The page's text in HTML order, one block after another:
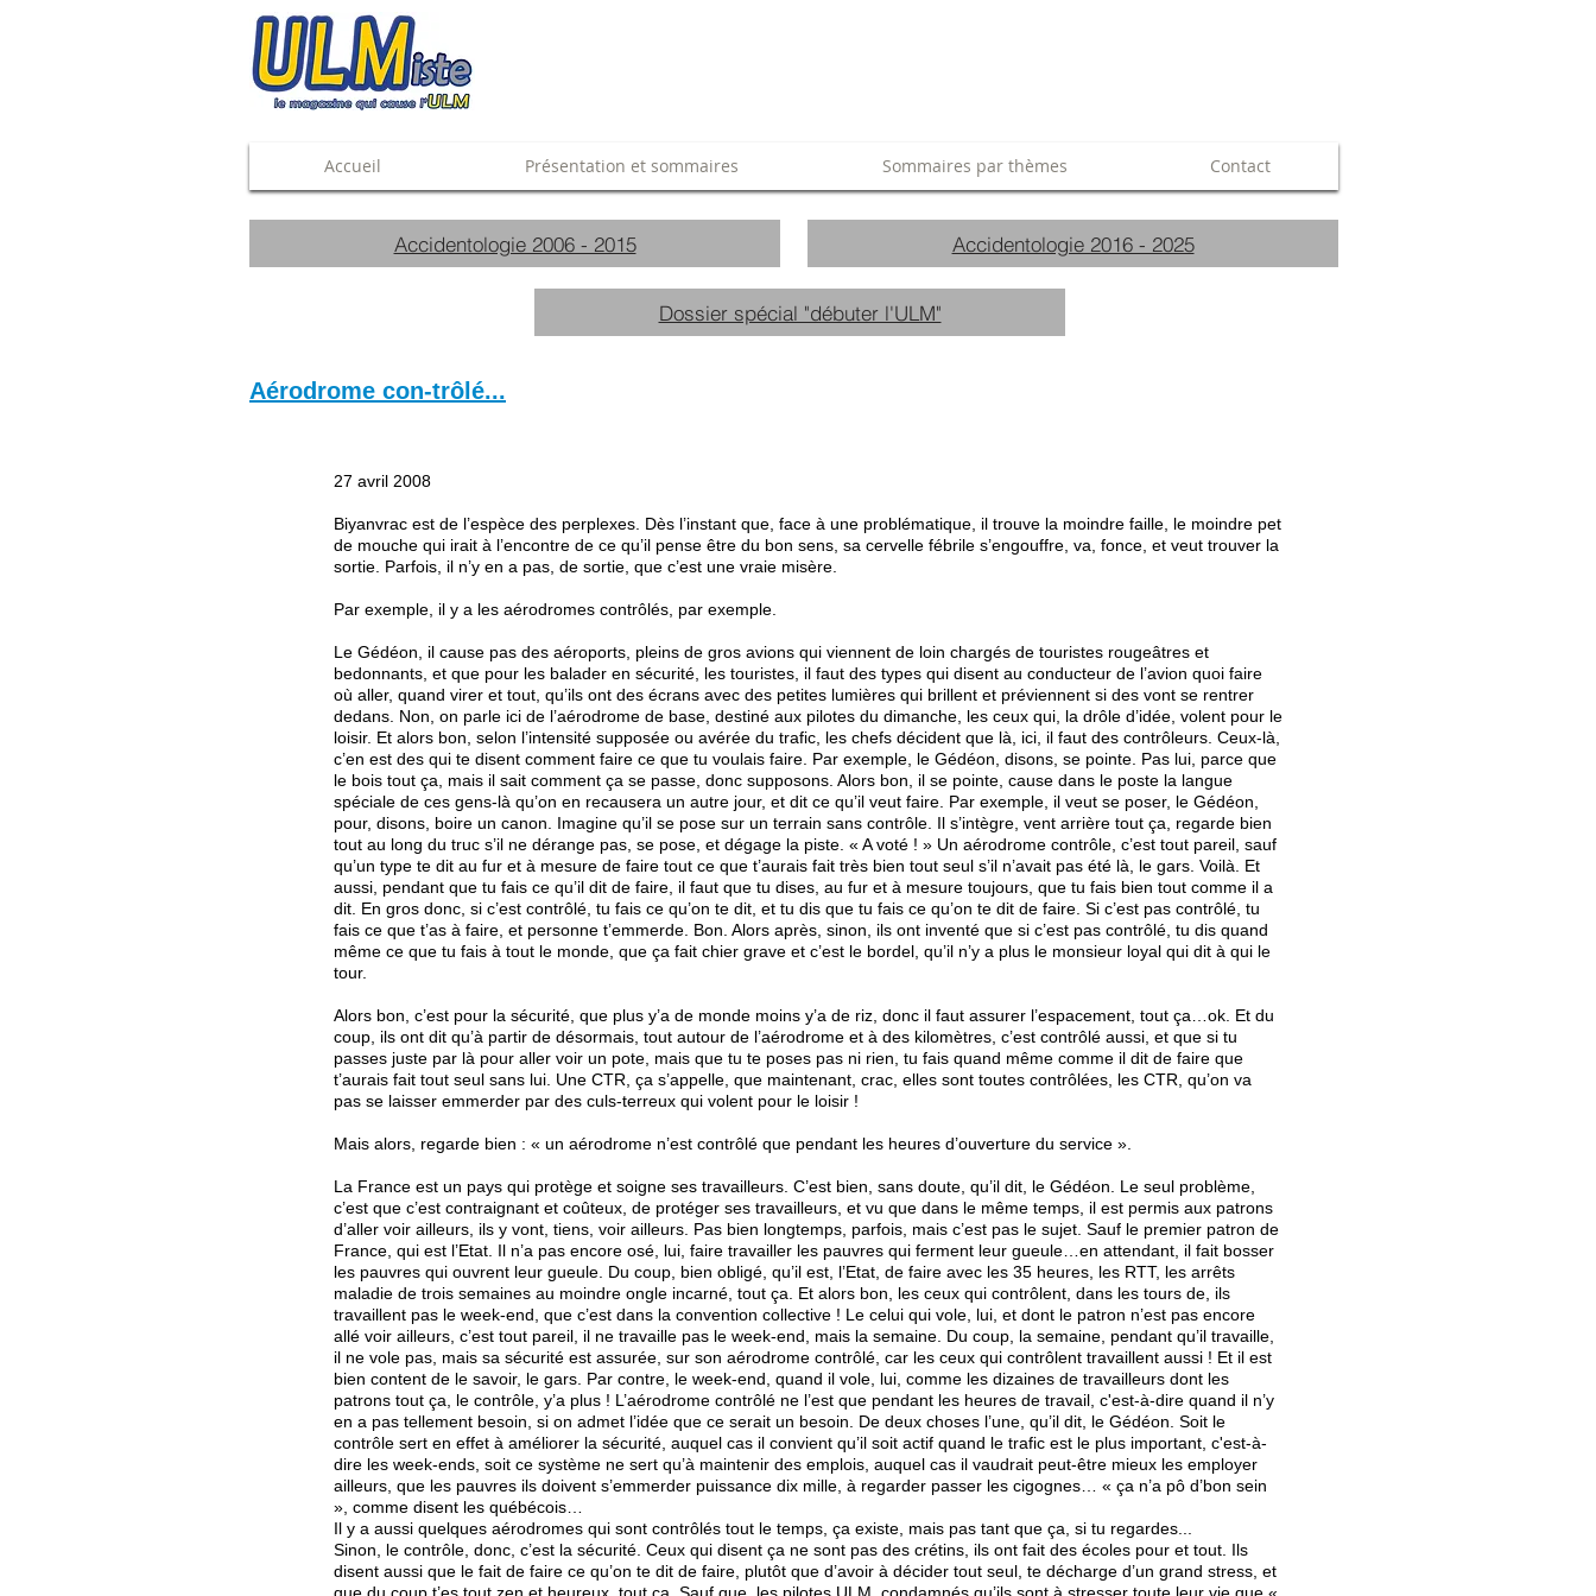
Accueil Présentation et sommaires Sommaires par thèmes Contact
Accidentologie 2006 - 2015 Accidentologie 2016 - 2025
Dossier spécial "débuter l'ULM"
Aérodrome con-trôlé...
27 avril 2008
Biyanvrac est de l’espèce des perplexes. Dès l’instant que, face à une problématique, il trouve la moindre faille, le moindre pet
de mouche qui irait à l’encontre de ce qu’il pense être du bon sens, sa cervelle fébrile s’engouffre, va, fonce, et veut trouver la
sortie. Parfois, il n’y en a pas, de sortie, que c’est une vraie misère.
Par exemple, il y a les aérodromes contrôlés, par exemple.
Le Gédéon, il cause pas des aéroports, pleins de gros avions qui viennent de loin chargés de touristes rougeâtres et
bedonnants, et que pour les balader en sécurité, les touristes, il faut des types qui disent au conducteur de l’avion quoi faire
où aller, quand virer et tout, qu’ils ont des écrans avec des petites lumières qui brillent et préviennent si des vont se rentrer
dedans. Non, on parle ici de l’aérodrome de base, destiné aux pilotes du dimanche, les ceux qui, la drôle d’idée, volent pour le
loisir. Et alors bon, selon l’intensité supposée ou avérée du trafic, les chefs décident que là, ici, il faut des contrôleurs. Ceux-là,
c’en est des qui te disent comment faire ce que tu voulais faire. Par exemple, le Gédéon, disons, se pointe. Pas lui, parce que
le bois tout ça, mais il sait comment ça se passe, donc supposons. Alors bon, il se pointe, cause dans le poste la langue
spéciale de ces gens-là qu’on en recausera un autre jour, et dit ce qu’il veut faire. Par exemple, il veut se poser, le Gédéon,
pour, disons, boire un canon. Imagine qu’il se pose sur un terrain sans contrôle. Il s’intègre, vent arrière tout ça, regarde bien
tout au long du truc s’il ne dérange pas, se pose, et dégage la piste. « A voté ! » Un aérodrome contrôle, c’est tout pareil, sauf
qu’un type te dit au fur et à mesure de faire tout ce que t’aurais fait très bien tout seul s’il n’avait pas été là, le gars. Voilà. Et
aussi, pendant que tu fais ce qu’il dit de faire, il faut que tu dises, au fur et à mesure toujours, que tu fais bien tout comme il a
dit. En gros donc, si c’est contrôlé, tu fais ce qu’on te dit, et tu dis que tu fais ce qu’on te dit de faire. Si c’est pas contrôlé, tu
fais ce que t’as à faire, et personne t’emmerde. Bon. Alors après, sinon, ils ont inventé que si c’est pas contrôlé, tu dis quand
même ce que tu fais à tout le monde, que ça fait chier grave et c’est le bordel, qu’il n’y a plus le monsieur loyal qui dit à qui le
tour.
Alors bon, c’est pour la sécurité, que plus y’a de monde moins y’a de riz, donc il faut assurer l’espacement, tout ça…ok. Et du
coup, ils ont dit qu’à partir de désormais, tout autour de l’aérodrome et à des kilomètres, c’est contrôlé aussi, et que si tu
passes juste par là pour aller voir un pote, mais que tu te poses pas ni rien, tu fais quand même comme il dit de faire que
t’aurais fait tout seul sans lui. Une CTR, ça s’appelle, que maintenant, crac, elles sont toutes contrôlées, les CTR, qu’on va
pas se laisser emmerder par des culs-terreux qui volent pour le loisir !
Mais alors, regarde bien : « un aérodrome n’est contrôlé que pendant les heures d’ouverture du service ».
La France est un pays qui protège et soigne ses travailleurs. C’est bien, sans doute, qu’il dit, le Gédéon. Le seul problème,
c’est que c’est contraignant et coûteux, de protéger ses travailleurs, et vu que dans le même temps, il est permis aux patrons
d’aller voir ailleurs, ils y vont, tiens, voir ailleurs. Pas bien longtemps, parfois, mais c’est pas le sujet. Sauf le premier patron de
France, qui est l’Etat. Il n’a pas encore osé, lui, faire travailler les pauvres qui ferment leur gueule…en attendant, il fait bosser
les pauvres qui ouvrent leur gueule. Du coup, bien obligé, qu’il est, l’Etat, de faire avec les 35 heures, les RTT, les arrêts
maladie de trois semaines au moindre ongle incarné, tout ça. Et alors bon, les ceux qui contrôlent, dans les tours de, ils
travaillent pas le week-end, que c’est dans la convention collective ! Le celui qui vole, lui, et dont le patron n’est pas encore
allé voir ailleurs, c’est tout pareil, il ne travaille pas le week-end, mais la semaine. Du coup, la semaine, pendant qu’il travaille,
il ne vole pas, mais sa sécurité est assurée, sur son aérodrome contrôlé, car les ceux qui contrôlent travaillent aussi ! Et il est
bien content de le savoir, le gars. Par contre, le week-end, quand il vole, lui, comme les dizaines de travailleurs dont les
patrons tout ça, le contrôle, y’a plus ! L’aérodrome contrôlé ne l’est que pendant les heures de travail, c'est-à-dire quand il n’y
en a pas tellement besoin, si on admet l’idée que ce serait un besoin. De deux choses l’une, qu’il dit, le Gédéon. Soit le
contrôle sert en effet à améliorer la sécurité, auquel cas il convient qu’il soit actif quand le trafic est le plus important, c'est-à-
dire les week-ends, soit ce système ne sert qu’à maintenir des emplois, auquel cas il vaudrait peut-être mieux les employer
ailleurs, que les pauvres ils doivent s’emmerder puissance dix mille, à regarder passer les cigognes… « ça n’a pô d’bon sein
», comme disent les québécois…
Il y a aussi quelques aérodromes qui sont contrôlés tout le temps, ça existe, mais pas tant que ça, si tu regardes...
Sinon, le contrôle, donc, c’est la sécurité. Ceux qui disent ça ne sont pas des crétins, ils ont fait des écoles pour et tout. Ils
disent aussi que le fait de faire ce qu’on te dit de faire, plutôt que d’avoir à décider tout seul, te décharge d’un grand stress, et